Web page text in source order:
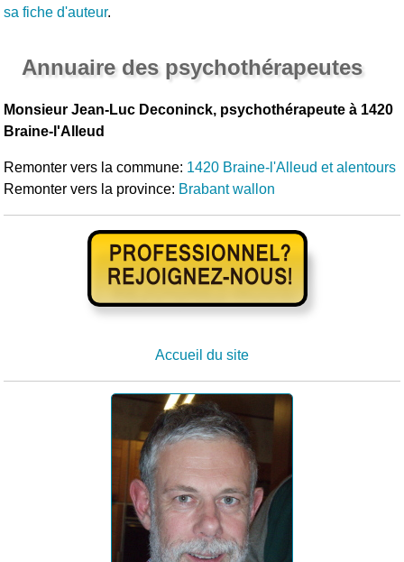
sa fiche d'auteur.
Annuaire des psychothérapeutes
Monsieur Jean-Luc Deconinck, psychothérapeute à 1420
Braine-l'Alleud
Remonter vers la commune: 1420 Braine-l'Alleud et alentours
Remonter vers la province: Brabant wallon
Accueil du site